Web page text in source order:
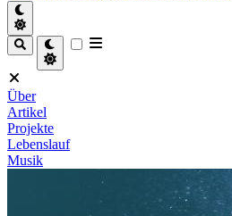
Über
Artikel
Projekte
Lebenslauf
Musik